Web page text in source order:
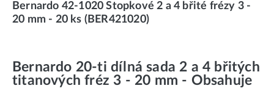
Bernardo 42-1020 Stopkové 2 a 4 břité frézy 3 -
20 mm - 20 ks (BER421020)
Bernardo 20-ti dílná sada 2 a 4 břitých
titanových fréz 3 - 20 mm - Obsahuje